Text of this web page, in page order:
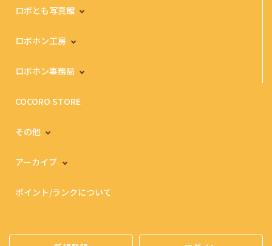
ロボとも写真館
ロボホン工房
ロボホン事務局
COCORO STORE
その他
アーカイブ
ポイント/ランクについて